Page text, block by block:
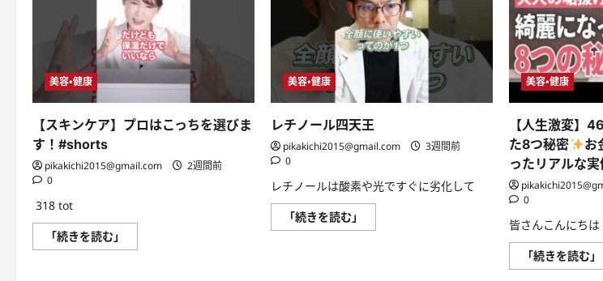
教
え
て。
こ
の
物
価
高
を
乗
り
切
う
フ
ォ
ー
ら
願
い
し
ま
す
実
臓
の
物
り
い
イ
ン
5
選
に
つ
い
て
さ
ら
に
読
む
美容・健康
【スキンケア】プロはこっちを選びま
す！#shorts
pikakichi2015@gmail.com
2週間前
0
318 tot
「続きを読む」
キ
美容・健康
レチノール四天王
pikakichi2015@gmail.com
3週間前
0
レチノールは酸素や光ですぐに劣化して
「続きを読む」
チ
美容・健康
【人生激変】
た8つ秘密
お
ったリアルな実
0
皆さんこんにちは
「続きを読む」